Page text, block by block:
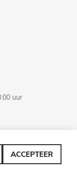
uur
ACCEPTEER